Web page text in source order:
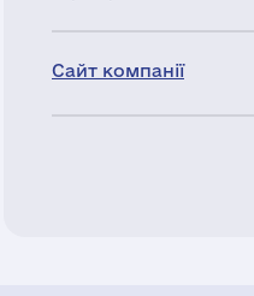
Сайт компанії